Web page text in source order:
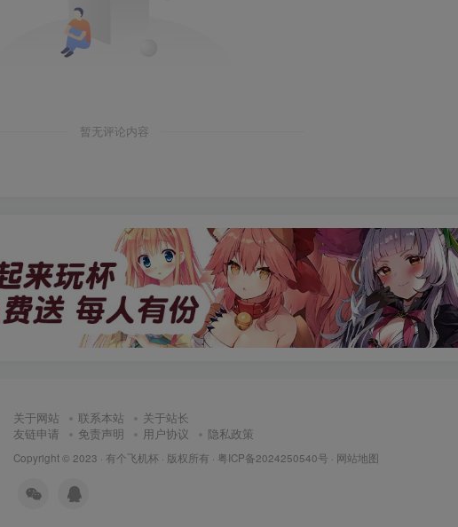
暂无评论内容
关于网站 联系本站
关于站长
友链申请
免责声明 用户协议 隐私政策
Copyright © 2023 · 有个飞机杯 · 版权所有 · 粤ICP备2024250540号 · 网站地图